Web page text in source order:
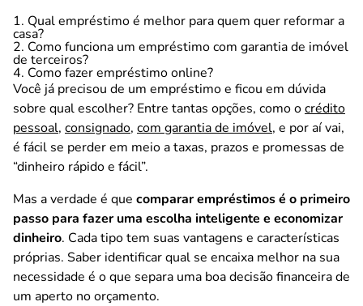
1. Qual empréstimo é melhor para quem quer reformar a
casa?
2. Como funciona um empréstimo com garantia de imóvel
de terceiros?
4. Como fazer empréstimo online?
Você já precisou de um empréstimo e ficou em dúvida
sobre qual escolher? Entre tantas opções, como ocrédito
pessoal, consignado, com garantia de imóvel, e por aí vai,
é fácil se perder em meio a taxas, prazos e promessas de
“dinheiro rápido e fácil”.
Mas a verdade é que comparar empréstimos é o primeiro
passo para fazer uma escolha inteligente e economizar
dinheiro. Cada tipo tem suas vantagens e características
próprias. Saber identificar qual se encaixa melhor na sua
necessidade é o que separa uma boa decisão financeira de
um aperto no orçamento.